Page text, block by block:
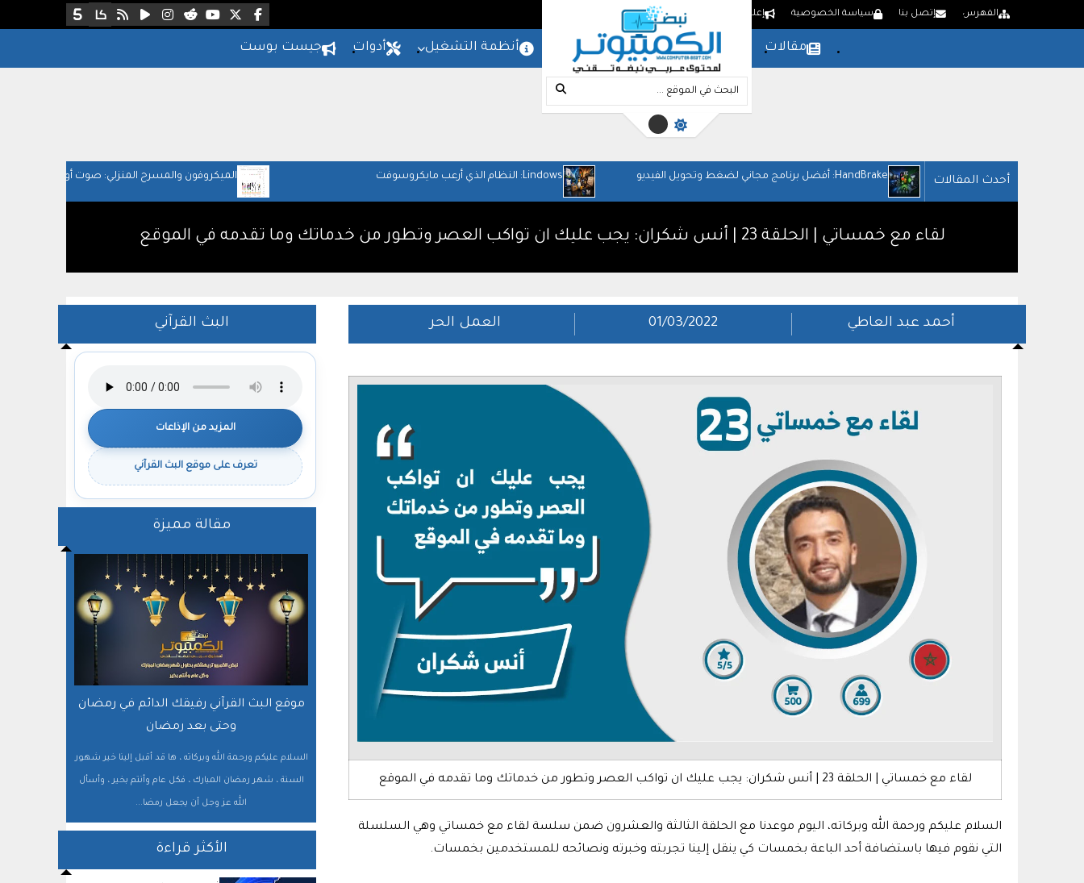
الفهرس إتصل بنا سياسة الخصوصية إعلن لدينا المزيد
مقالات برامج شروحات مواقع أنظمة التشغيل أدوات جيست بوست
أحدث المقالات HandBrake: أفضل برنامج مجاني لضغط وتحويل الفيديو Lindows: النظام الذي أرعب مايكروسوفت
الميكروفون والمسرح المنزلي: صوت أوضح لحياتك
والعمل
لقاء مع خمساتي | الحلقة 23 | أنس شكران: يجب عليك ان تواكب العصر وتطور من خدماتك وما تقدمه في الموقع
أحمد عبد العاطي 01/03/2022 العمل الحر
لقاء مع خمساتي | الحلقة 23 | أنس شكران: يجب عليك ان تواكب العصر وتطور من خدماتك وما تقدمه في الموقع
السلام عليكم ورحمة الله وبركاته، اليوم موعدنا مع الحلقة الثالثة والعشرون ضمن سلسة لقاء مع خمساتي وهي السلسلة
التي نقوم فيها باستضافة أحد الباعة بخمسات كي ينقل إلينا تجربته وخبرته ونصائحه للمستخدمين بخمسات.
البث القرآني
المزيد من الإذاعات
تعرف على موقع البث القرآني
مقالة مميزة
موقع البث القرآني رفيقك الدائم في رمضان
وحتى بعد رمضان
السلام عليكم ورحمة الله وبركاته ، ها قد أقبل إلينا خير شهور
السنة ، شهر رمضان المبارك ، فكل عام وأنتم بخير ، وأسأل
الله عز وجل أن يجعل رمضا...
الأكثر قراءة